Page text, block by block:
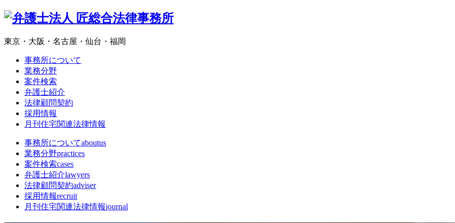
東京・大阪・名古屋・仙台・福岡
事務所について
業務分野
案件検索
弁護士紹介
法律顧問契約
採用情報
月刊住宅関連法律情報
事務所についてaboutus
業務分野practices
案件検索cases
弁護士紹介lawyers
法律顧問契約adviser
採用情報recruit
月刊住宅関連法律情報journal